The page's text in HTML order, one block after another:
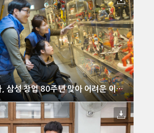
삼성전자, 삼성 창업 80주년 맞아 어려운 이웃 돕는 자원봉사 나섰다